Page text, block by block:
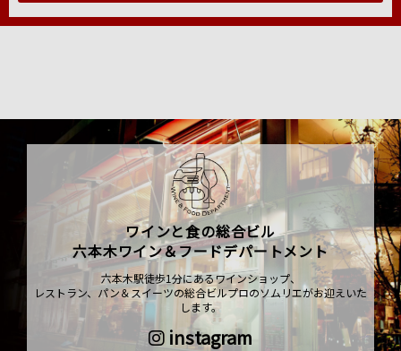
ワインと食の総合ビル
六本木ワイン＆フードデパートメント
六本木駅徒歩1分にあるワインショップ、
レストラン、パン＆スイーツの総合ビルプロのソムリエがお迎えいた
します。
instagram